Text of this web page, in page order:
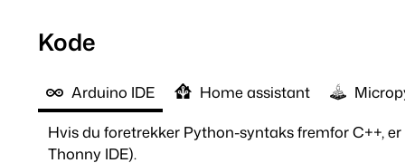
Kode
Arduino IDE Home assistant
Hvis du foretrekker Python-syntaks fremfor C++,
Thonny IDE).